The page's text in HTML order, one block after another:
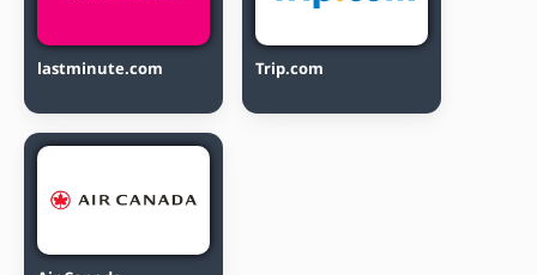
lastminute.com Trip.com